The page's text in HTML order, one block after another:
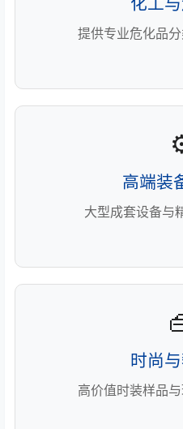
提供专业危化品
高端装
大型成套设备与
时尚
高价值时装样品